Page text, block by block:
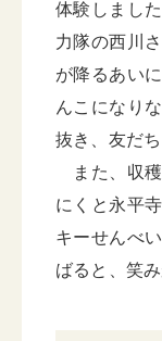
体験しまし
力隊の西川
が降るあい
んこになり
抜き、友だ
また、収穫
にくと永平
キーせんべ
ばると、笑